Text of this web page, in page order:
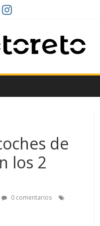
de
los 2
0 comentarios